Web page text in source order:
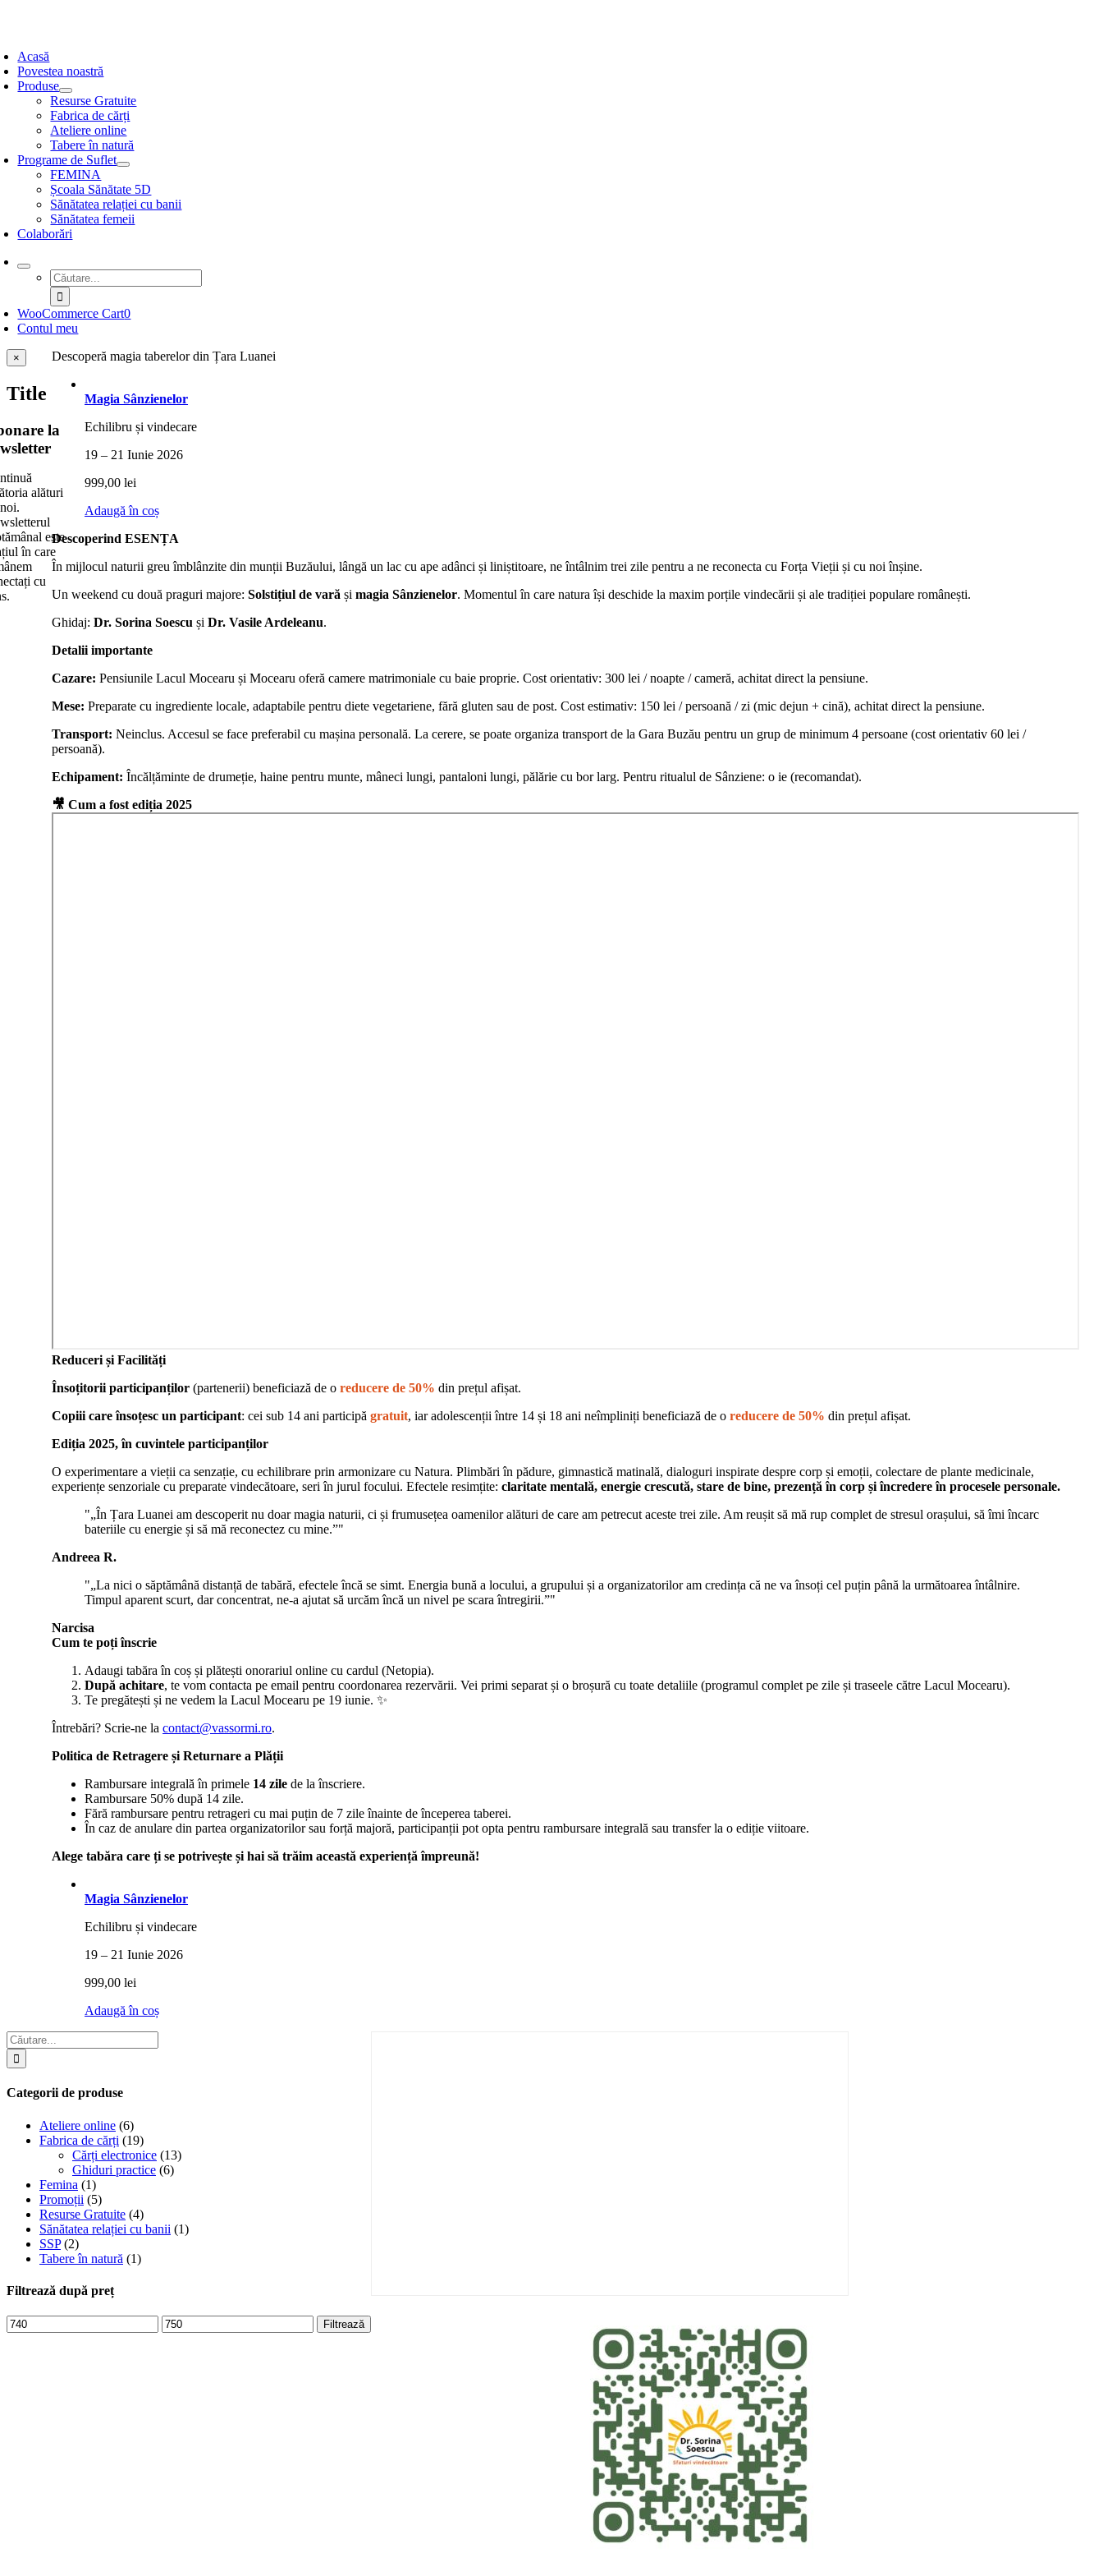
Acasă
Povestea noastră
Produse
Resurse Gratuite
Fabrica de cărți
Ateliere online
Tabere în natură
Programe de Suflet
FEMINA
Școala Sănătate 5D
Sănătatea relației cu banii
Sănătatea femeii
Colaborări
Search
for:
WooCommerce Cart0
Contul meu
Descoperă magia taberelor din Țara Luanei
Magia Sânzienelor
Echilibru și vindecare
19 – 21 Iunie 2026
999,00lei
Adaugă în coș
Descoperind ESENȚA
În mijlocul naturii greu îmblânzite din munții Buzăului, lângă un lac cu ape adânci și liniștitoare, ne întâlnim trei zile pentru a ne reconecta cu Forța Vieții și cu noi înșine.
Un weekend cu două praguri majore:Solstițiul de vară șimagia Sânzienelor. Momentul în care natura își deschide la maxim porțile vindecării și ale tradiției populare românești.
Ghidaj:Dr. Sorina Soescu șiDr. Vasile Ardeleanu.
Detalii importante
Cazare: Pensiunile Lacul Mocearu și Mocearu oferă camere matrimoniale cu baie proprie. Cost orientativ: 300 lei / noapte / cameră, achitat direct la pensiune.
Mese: Preparate cu ingrediente locale, adaptabile pentru diete vegetariene, fără gluten sau de post. Cost estimativ: 150 lei / persoană / zi (mic dejun + cină), achitat direct la pensiune.
Transport: Neinclus. Accesul se face preferabil cu mașina personală. La cerere, se poate organiza transport de la Gara Buzău pentru un grup de minimum 4 persoane (cost orientativ 60 lei /
persoană).
Echipament: Încălțăminte de drumeție, haine pentru munte, mâneci lungi, pantaloni lungi, pălărie cu bor larg. Pentru ritualul de Sânziene: o ie (recomandat).
🎥 Cum a fost ediția 2025
Reduceri și Facilități
Însoțitorii participanților (partenerii) beneficiază de oreducere de 50% din prețul afișat.
Copiii care însoțesc un participant: cei sub 14 ani participăgratuit, iar adolescenții între 14 și 18 ani neîmpliniți beneficiază de oreducere de 50% din prețul afișat.
Ediția 2025, în cuvintele participanților
O experimentare a vieții ca senzație, cu echilibrare prin armonizare cu Natura. Plimbări în pădure, gimnastică matinală, dialoguri inspirate despre corp și emoții, colectare de plante medicinale,
experiențe senzoriale cu preparate vindecătoare, seri în jurul focului. Efectele resimțite:claritate mentală, energie crescută, stare de bine, prezență în corp și încredere în procesele personale.
„În Țara Luanei am descoperit nu doar magia naturii, ci și frumusețea oamenilor alături de care am petrecut aceste trei zile. Am reușit să mă rup complet de stresul orașului, să îmi încarc
bateriile cu energie și să mă reconectez cu mine.”
Andreea R.
„La nici o săptămână distanță de tabără, efectele încă se simt. Energia bună a locului, a grupului și a organizatorilor am credința că ne va însoți cel puțin până la următoarea întâlnire.
Timpul aparent scurt, dar concentrat, ne-a ajutat să urcăm încă un nivel pe scara întregirii.”
Narcisa
Cum te poți înscrie
Adaugi tabăra în coș și plătești onorariul online cu cardul (Netopia).
După achitare, te vom contacta pe email pentru coordonarea rezervării. Vei primi separat și o broșură cu toate detaliile (programul complet pe zile și traseele către Lacul Mocearu).
Te pregătești și ne vedem la Lacul Mocearu pe 19 iunie. ✨
Întrebări? Scrie-ne lacontact@vassormi.ro.
Politica de Retragere și Returnare a Plății
Rambursare integrală în primele 14 zile de la înscriere.
Rambursare 50% după 14 zile.
Fără rambursare pentru retrageri cu mai puțin de 7 zile înainte de începerea taberei.
În caz de anulare din partea organizatorilor sau forță majoră, participanții pot opta pentru rambursare integrală sau transfer la o ediție viitoare.
Alege tabăra care ți se potrivește și hai să trăim această experiență împreună!
Magia Sânzienelor
Echilibru și vindecare
19 – 21 Iunie 2026
999,00lei
Adaugă în coș
Search
for:
Categorii de produse
Ateliere online (6)
Fabrica de cărți (19)
Cărți electronice (13)
Ghiduri practice (6)
Femina (1)
Promoții (5)
Resurse Gratuite (4)
Sănătatea relației cu banii (1)
SSP (2)
Tabere în natură (1)
Filtrează după preț
Preț
minim
Preț
maxim
Filtrează
Close
product
view
×
Title
la
alături
este
în care
cu